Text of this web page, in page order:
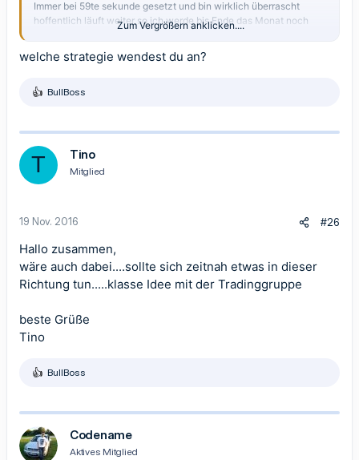
Immer bei 59te sekunde gesetzt und bin wirklich überrascht
hoffentlich läuft weiter so ich werde bis Ende das Monat noch
diese Strategie benutzen und dann mit realen Konto
15 trades 3 im verlost und 12 im Gewinn und mal martingel
Zum Vergrößern anklicken....
welche strategie wendest du an?
R
k
t
i
n
BullBoss
T Tino
Mitglied
19 Nov. 2016 #26
Hallo zusammen,
wäre auch dabei....sollte sich zeitnah etwas in dieser
Richtung tun.....klasse Idee mit der Tradinggruppe
beste Grüße
Tino
R
k
t
i
o
BullBoss
Codename
Aktives Mitglied